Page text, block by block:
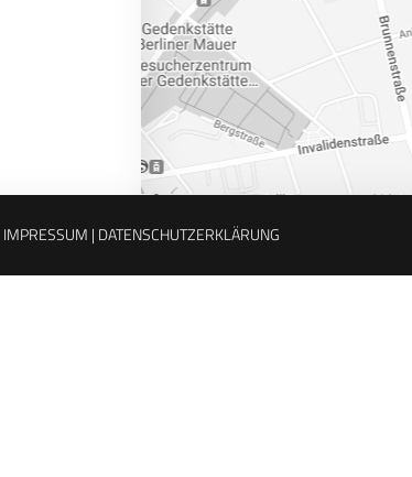
IMPRESSUM | DATENSCHUTZERKLÄRUNG